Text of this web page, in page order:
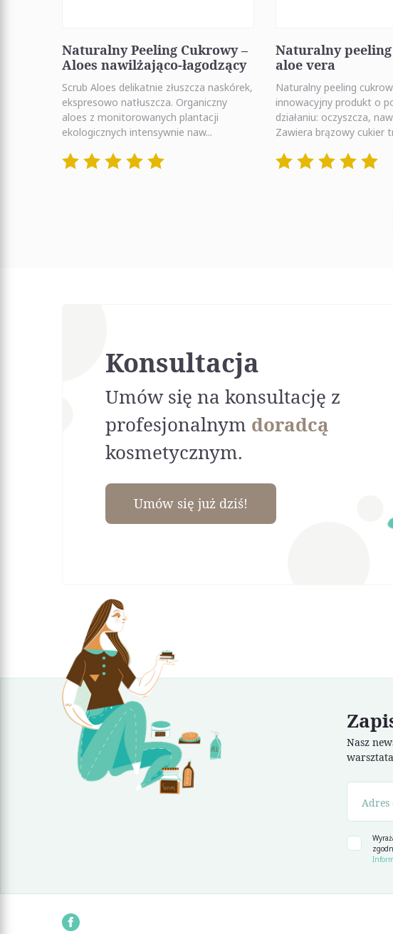
Naturalny Peeling Cukrowy –
Aloes nawilżająco-łagodzący
Scrub Aloes delikatnie złuszcza naskórek,
ekspresowo natłuszcza. Organiczny
aloes z monitorowanych plantacji
ekologicznych intensywnie naw...
Naturalny
aloe vera
Naturalny peeling
innowacyjny produkt o
działaniu: oczyszcza,
Zawiera brązowy cukier
Konsultacja
Umów się na konsultację z
profesjonalnym doradcą
kosmetycznym.
Umów się już dziś!
Nasz